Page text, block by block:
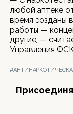
любой аптеке
время созданы
работы —
другие, —
Управления